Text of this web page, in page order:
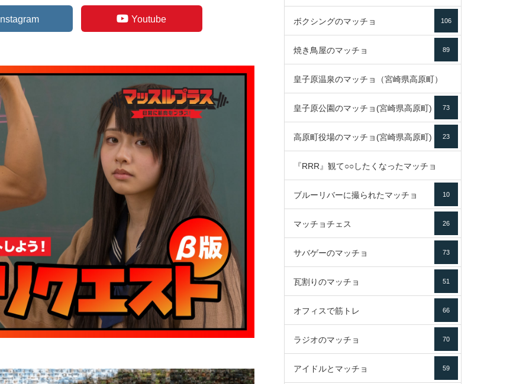
Instagram Youtube るよ) 72
ボクシングのマッチョ 106
焼き鳥屋のマッチョ 89
皇子原温泉のマッチョ（宮崎県高原町）
133
皇子原公園のマッチョ(宮崎県高原町) 73
高原町役場のマッチョ(宮崎県高原町) 23
『RRR』観て○○したくなったマッチョ
16
ブルーリバーに撮られたマッチョ 10
マッチョチェス 26
サバゲーのマッチョ 73
瓦割りのマッチョ 51
オフィスで筋トレ 66
ラジオのマッチョ 70
アイドルとマッチョ 59